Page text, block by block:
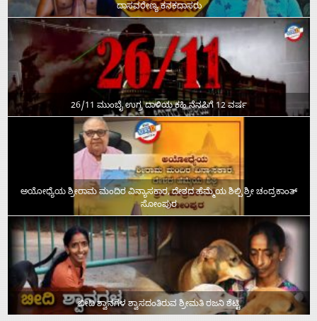
ದಾಸವರೇಣ್ಯ ಕನಕದಾಸರು
26/11 ಮುಂಬೈ ಉಗ್ರ ದಾಳಿಯ ಕಹಿ ನೆನಪಿಗೆ 12 ವರ್ಷ
ಅಯೋಧ್ಯೆಯ ಶ್ರೀರಾಮ ಮಂದಿರ ವಿನ್ಯಾಸಕಾರ, ದೇಶದ ಹೆಮ್ಮೆಯ ಶಿಲ್ಪಿ ಶ್ರೀ ಚಂದ್ರಕಾಂತ್‌
ಸೋಂಪುರ
ಬೀದಿ ಶ್ವಾನಗಳ ಶ್ವಾಸದಂತಿರುವ ಶ್ರೀಮತಿ ರಜನಿ ಶೆಟ್ಟಿ